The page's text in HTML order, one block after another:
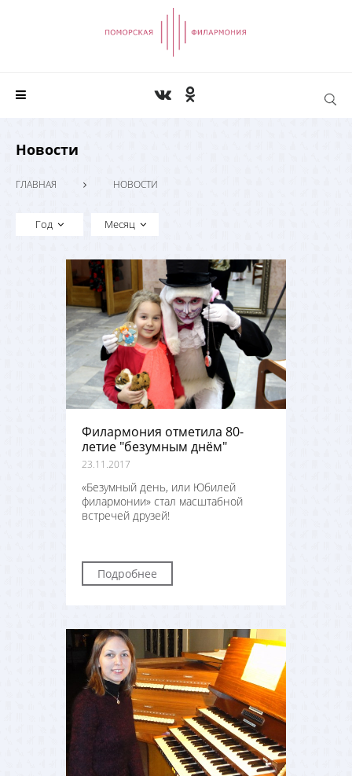
Новости
ГЛАВНАЯ НОВОСТИ
Год Месяц
Филармония отметила 80-
летие "безумным днём"
23.11.2017
«Безумный день, или Юбилей
филармонии» стал масштабной
встречей друзей!
Подробнее